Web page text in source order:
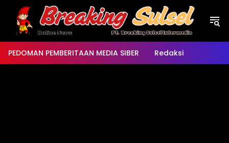
Langsung
konten
PEDOMAN PEMBERITAAN MEDIA SIBER Redaksi